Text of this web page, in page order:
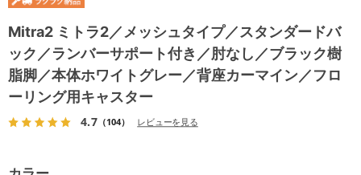
Mitra2 ミトラ2／メッシュタイプ／スタンダードバ
ック／ランバーサポート付き／肘なし／ブラック樹
脂脚／本体ホワイトグレー／背座カーマイン／フロ
ーリング用キャスター
4.7（104） レビューを見る